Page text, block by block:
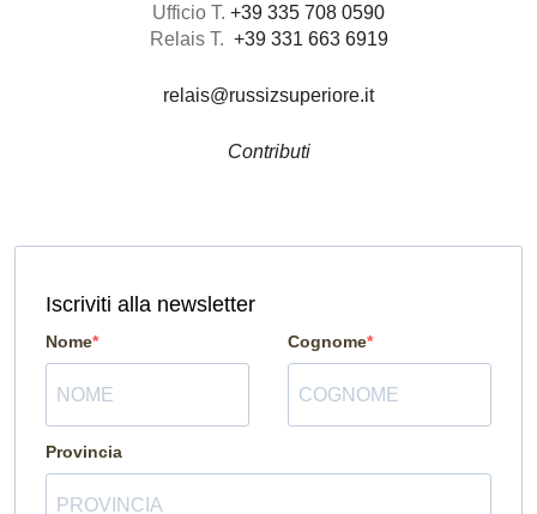
Ufficio T. +39 335 708 0590
Relais T. +39 331 663 6919
relais@russizsuperiore.it
Contributi
Iscriviti alla newsletter
Nome Cognome
Provincia